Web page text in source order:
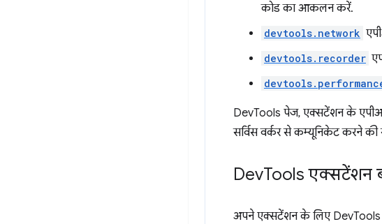
कोड का आकलन करें.
devtools.network
devtools.recorder
DevTools पेज, एक्सटेंशन के
सर्विस वर्कर से कम्यूनिकेट करने की
DevTools एक्सटेंशन
अपने एक्सटेंशन के लिए